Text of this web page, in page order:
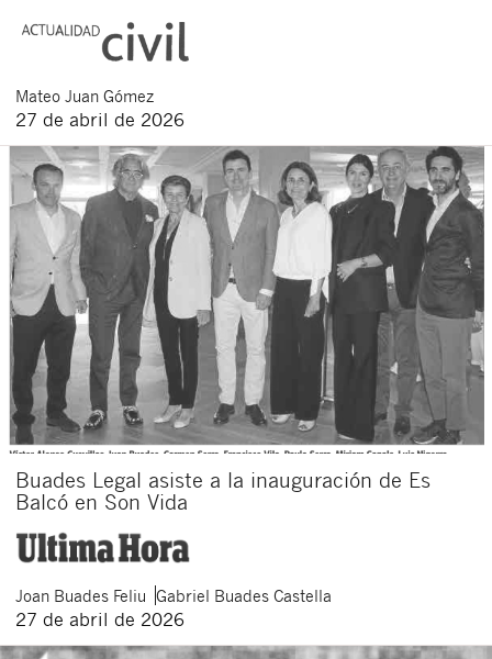
Mateo Juan Gómez
27 de abril de 2026
Buades Legal asiste a la inauguración de Es
Balcó en Son Vida
Joan Buades Feliu Gabriel Buades Castella
27 de abril de 2026